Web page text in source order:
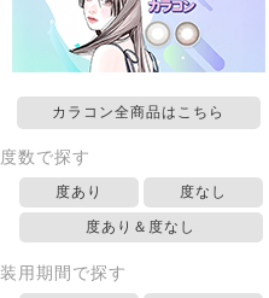
カラコン全商品はこちら
度数で探す
度あり 度なし
度あり＆度なし
装用期間で探す